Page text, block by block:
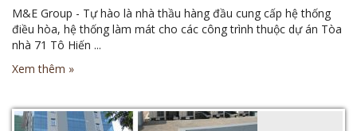
M&E Group - Tự hào là nhà thầu hàng đầu cung cấp hệ thống
điều hòa, hệ thống làm mát cho các công trình thuộc dự án Tòa
nhà 71 Tô Hiến ...
Xem thêm »